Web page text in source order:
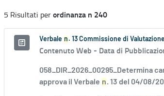
5 Risultati perordinanza n 240
Verbale n . 13 Commissione di
Contenuto Web - Data di
058_DIR_2026_00295_Determina
approva il Verbale n. 13 del 04/08/